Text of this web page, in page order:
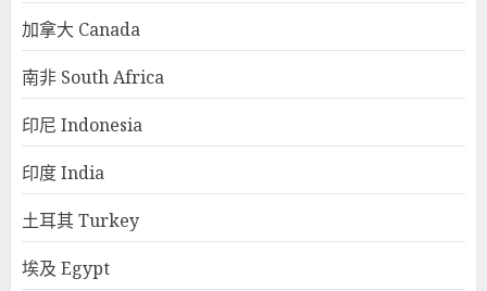
加拿大 Canada
南非 South Africa
印尼 Indonesia
印度 India
土耳其 Turkey
埃及 Egypt